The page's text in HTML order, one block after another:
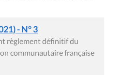
- N° 3
règlement définitif du
communautaire française